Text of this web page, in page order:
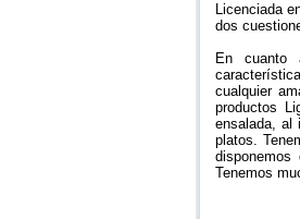
Licenciada
dos
En cuanto
cualquier
productos
ensalada, al
platos.
Tenemos